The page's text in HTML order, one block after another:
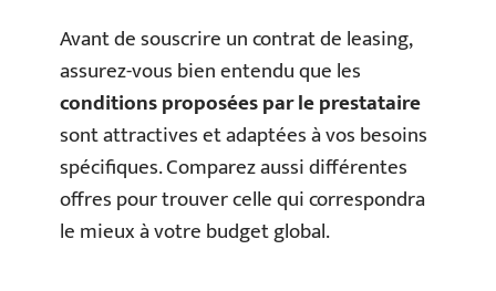
Avant de souscrire un contrat de leasing,
assurez-vous bien entendu que les
conditions proposées par le prestataire
sont attractives et adaptées à vos besoins
spécifiques. Comparez aussi différentes
offres pour trouver celle qui correspondra
le mieux à votre budget global.